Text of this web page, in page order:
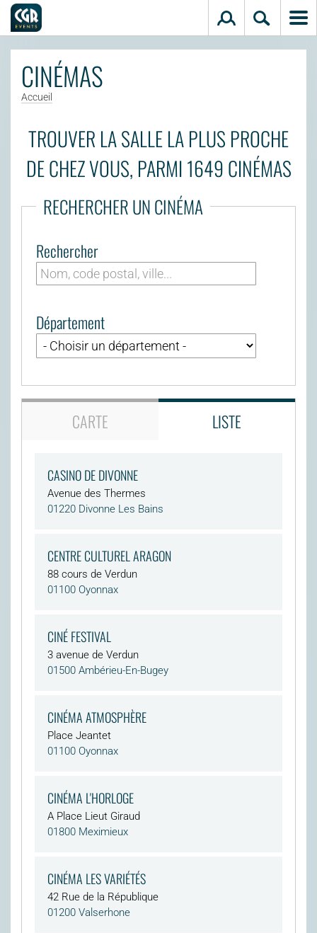
Aller au contenu principal
CINÉMAS
Accueil
TROUVER LA SALLE LA PLUS PROCHE
DE CHEZ VOUS, PARMI 1649 CINÉMAS
RECHERCHER UN CINÉMA
Rechercher
Département
CARTE LISTE
CASINO DE DIVONNE
Avenue des Thermes
01220 Divonne Les Bains
CENTRE CULTUREL ARAGON
88 cours de Verdun
01100 Oyonnax
CINÉ FESTIVAL
3 avenue de Verdun
01500 Ambérieu-En-Bugey
CINÉMA ATMOSPHÈRE
Place Jeantet
01100 Oyonnax
CINÉMA L'HORLOGE
A Place Lieut Giraud
01800 Meximieux
CINÉMA LES VARIÉTÉS
42 Rue de la République
01200 Valserhone